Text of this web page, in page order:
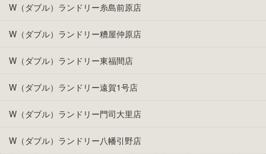
W（ダブル）ランドリー糸島前原店
W（ダブル）ランドリー糟屋仲原店
W（ダブル）ランドリー東福間店
W（ダブル）ランドリー遠賀1号店
W（ダブル）ランドリー門司大里店
W（ダブル）ランドリー八幡引野店